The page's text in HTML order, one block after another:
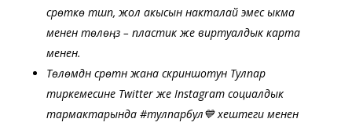
сүрөткө түшүп, жол акысын накталай эмес ыкма
менен төлөңүз – пластик же виртуалдык карта
менен.
Төлөмдүн сүрөтүн жана скриншотун Тулпар
тиркемесине Twitter же Instagram социалдык
тармактарында #тулпарбул💙 хештеги менен